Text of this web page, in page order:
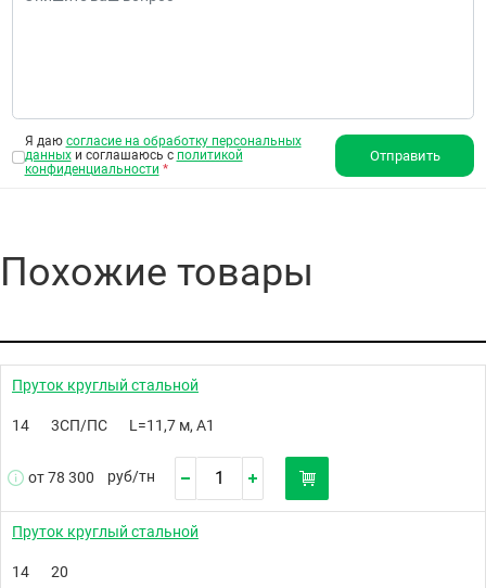
Я даю согласие на обработку персональных
данныхи соглашаюсь с политикой
конфиденциальности *
Отправить
Похожие товары
Пруток круглый стальной
14 3СП/ПС L=11,7 м, А1
от 78 300 руб/тн
Пруток круглый стальной
14 20